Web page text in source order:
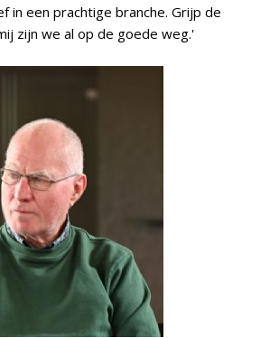
in een prachtige branche. Grijp de
zijn we al op de goede weg.'